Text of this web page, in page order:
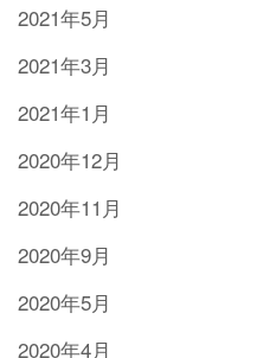
2021年5月
2021年3月
2021年1月
2020年12月
2020年11月
2020年9月
2020年5月
2020年4月